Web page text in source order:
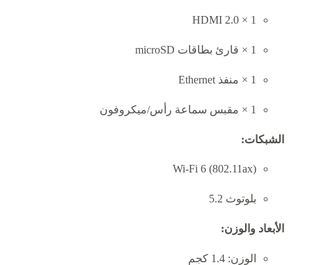
1 × HDMI 2.0
1 × قارئ بطاقات microSD
1 × منفذ Ethernet
1 × مقبس سماعة رأس/ميكروفون
الشبكات:
Wi-Fi 6 (802.11ax)
بلوتوث 5.2
الأبعاد والوزن:
الوزن: 1.4 كجم